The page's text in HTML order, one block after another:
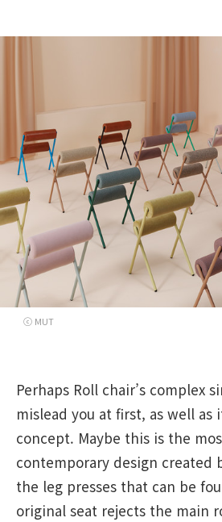
ⓒ MUT
Perhaps Roll chair’s complex
mislead you at first, as well
concept. Maybe this is the
contemporary design created
the leg presses that can be
original seat rejects the main